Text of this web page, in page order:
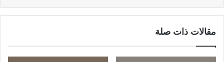
مقالات ذات صلة